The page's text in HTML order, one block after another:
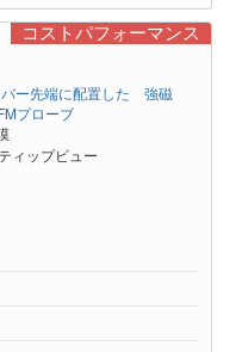
コストパフォーマンス
バー先端に配置した 強磁
プローブ
ティップビュー